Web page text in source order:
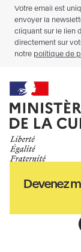
Ministère
de
la
Haut
de
Devenez